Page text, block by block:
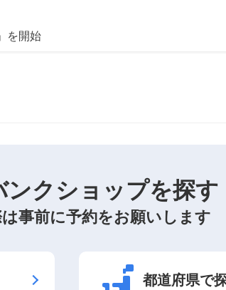
を開始
ンクショップを探す
事前に予約をお願いします
都道府県で